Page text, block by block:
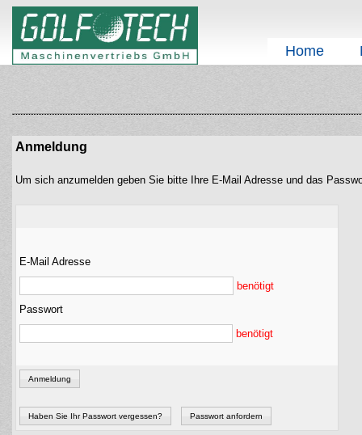
Home
Anmeldung
Um sich anzumelden geben Sie bitte Ihre E-Mail Adresse und das
E-Mail Adresse
benötigt
Passwort
benötigt
Anmeldung
Haben Sie Ihr Passwort vergessen? Passwort anfordern